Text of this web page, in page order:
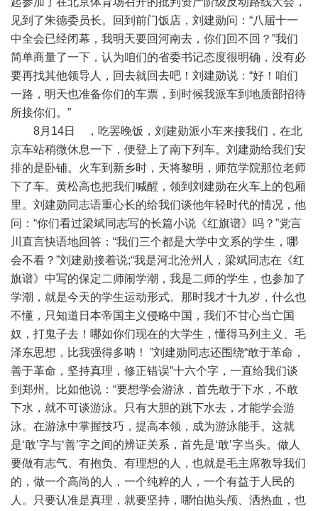
见到了朱德委员长。回到前门饭店，刘建勋问：“八届十一
中全会已经闭幕，我明天要回河南去，你们回不回？”我们
简单商量了一下，认为咱们的省委书记态度很明确，没有必
要再找其他领导人，回去就回去吧！刘建勋说：“好！咱们
一路，明天也准备你们的车票，到时候我派车到地质部招待
所接你们。”
8月14日 ，吃罢晚饭，刘建勋派小车来接我们，在北
京车站稍微休息一下，便登上了南下列车。刘建勋给我们安
排的是卧铺。火车到新乡时，天将黎明，师范学院那位老师
下了车。黄松高也把我们喊醒，领到刘建勋在火车上的包厢
里。刘建勋同志语重心长的给我们谈他年轻时代的情况，他
问：“你们看过梁斌同志写的长篇小说《红旗谱》吗？”党言
川直言快语地回答：“我们三个都是大学中文系的学生，哪
会不看？”刘建勋接着说;“我是河北沧州人，梁斌同志在《红
旗谱》中写的保定二师闹学潮，我是二师的学生，也参加了
学潮，就是今天的学生运动形式。那时我才十九岁，什么也
不懂，只知道日本帝国主义侵略中国，我们不甘心当亡国
奴，打鬼子去！哪如你们现在的大学生，懂得马列主义、毛
泽东思想，比我强得多呐！ ”刘建勋同志还围绕“敢于革命，
善于革命，坚持真理，修正错误”十六个字，一直给我们谈
到郑州。比如他说：“要想学会游泳，首先敢于下水，不敢
下水，就不可谈游泳。只有大胆的跳下水去，才能学会游
泳。在游泳中掌握技巧，提高本领，成为游泳能手。这就
是‘敢’字与‘善’字之间的辨证关系，首先是‘敢’字当头。做人
要做有志气、有抱负、有理想的人，也就是毛主席教导我们
的，做一个高尚的人，一个纯粹的人，一个有益于人民的
人。只要认准是真理，就要坚持，哪怕抛头颅、洒热血，也